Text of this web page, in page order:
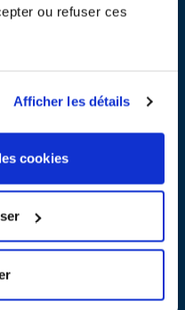
ou refuser ces
Afficher les détails
cookies
l'équivalent d'un an de pluies